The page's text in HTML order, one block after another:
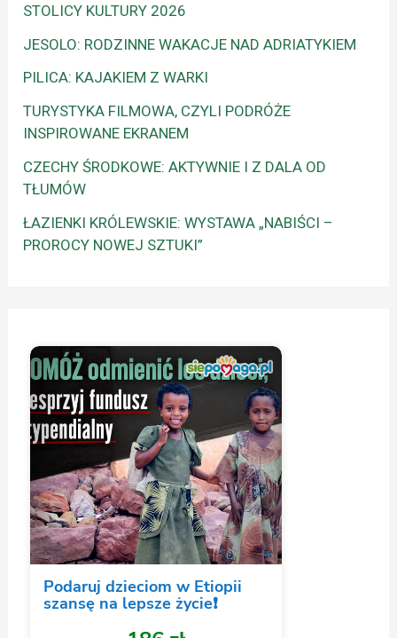
STOLICY KULTURY 2026
JESOLO: RODZINNE WAKACJE NAD ADRIATYKIEM
PILICA: KAJAKIEM Z WARKI
TURYSTYKA FILMOWA, CZYLI PODRÓŻE
INSPIROWANE EKRANEM
CZECHY ŚRODKOWE: AKTYWNIE I Z DALA OD
TŁUMÓW
ŁAZIENKI KRÓLEWSKIE: WYSTAWA „NABIŚCI –
PROROCY NOWEJ SZTUKI”